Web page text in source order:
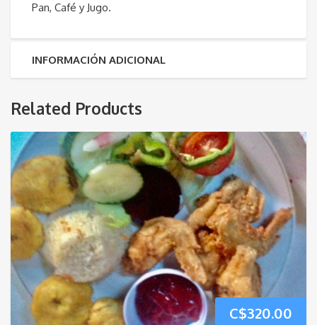
Pan, Café y Jugo.
INFORMACIÓN ADICIONAL
Related Products
C$320.00